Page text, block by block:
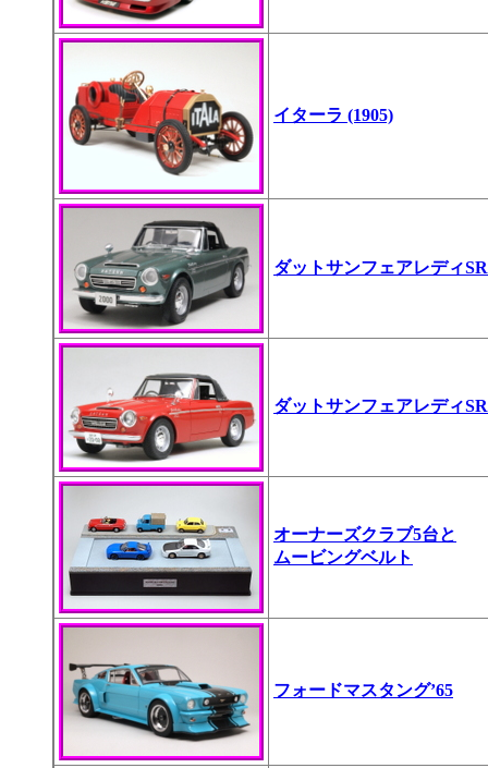
イターラ (1905)
ダットサンフェアレディ
ダットサンフェアレディ
オーナーズクラブ5台と
ムービングベルト
フォードマスタング’65